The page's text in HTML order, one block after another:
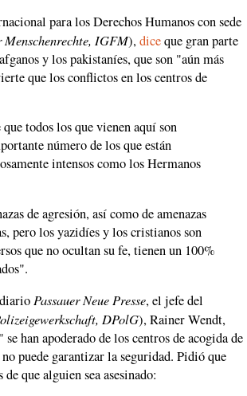
para los Derechos Humanos con sede
IGFM),diceque gran parte
y los pakistaníes, que son "aún más
que los conflictos en los centros de
todos los que vienen aquí son
número de los que están
intensos como los Hermanos
de agresión, así como de amenazas
pero los yazidíes y los cristianos son
que no ocultan su fe, tienen un 100%
Passauer Neue Presse, el jefe del
DPolG), Rainer Wendt,
han apoderado de los centros de acogida de
puede garantizar la seguridad. Pidió que
que alguien sea asesinado: